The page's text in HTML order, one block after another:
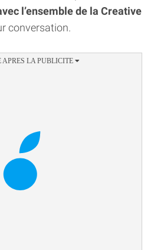
l’ensemble de la Creative
conversation.